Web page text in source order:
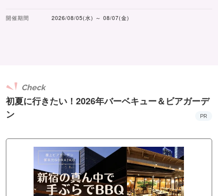
開催期間 2026/08/05(水) ～ 08/07(金)
初夏に行きたい！2026年バーベキュー＆ビアガーデ
ン
Check
PR